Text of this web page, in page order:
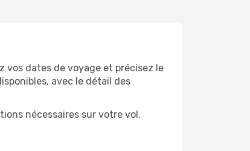
vos dates de voyage et précisez le
avec le détail des
nécessaires sur votre vol.